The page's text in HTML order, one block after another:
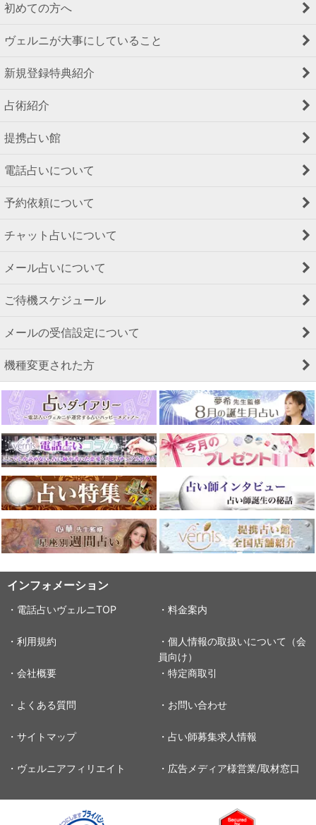
初めての方へ
ヴェルニが大事にしていること
新規登録特典紹介
占術紹介
提携占い館
電話占いについて
予約依頼について
チャット占いについて
メール占いについて
ご待機スケジュール
メールの受信設定について
機種変更された方
インフォメーション
・電話占いヴェルニTOP ・料金案内
・利用規約
・個人情報の取扱いについて（会
員向け）
・会社概要
・特定商取引
・よくある質問 ・お問い合わせ
・サイトマップ ・占い師募集求人情報
・ヴェルニアフィリエイト ・広告メディア様営業/取材窓口